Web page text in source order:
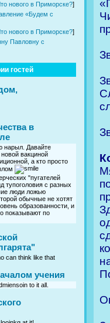
нового в Приморске?]
«Будем с
нового в Приморске?]
Павловну с
гостей
в
нарыл. Давайте
новой вакциной
а кто просто
"пугателей
тупоголовия с разных
люди ложью
обычные не хотят
образованности, и
показывают по
can think like that
учения
to it all.